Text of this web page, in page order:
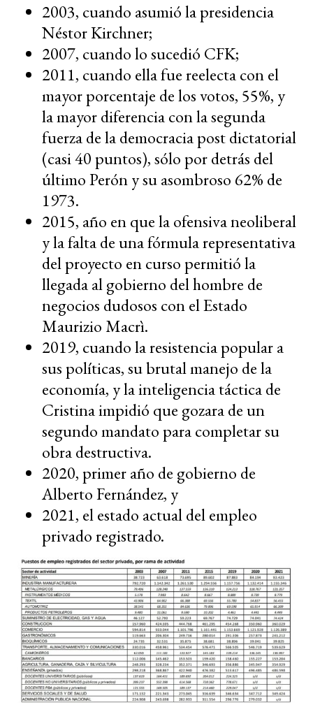
2003, cuando asumió la presidencia
Néstor Kirchner;
2007, cuando lo sucedió CFK;
2011, cuando ella fue reelecta con el
mayor porcentaje de los votos, 55%, y
la mayor diferencia con la segunda
fuerza de la democracia post dictatorial
(casi 40 puntos), sólo por detrás del
último Perón y su asombroso 62% de
1973.
2015, año en que la ofensiva neoliberal
y la falta de una fórmula representativa
del proyecto en curso permitió la
llegada al gobierno del hombre de
negocios dudosos con el Estado
Maurizio Macrì.
2019, cuando la resistencia popular a
sus políticas, su brutal manejo de la
economía, y la inteligencia táctica de
Cristina impidió que gozara de un
segundo mandato para completar su
obra destructiva.
2020, primer año de gobierno de
Alberto Fernández, y
2021, el estado actual del empleo
privado registrado.